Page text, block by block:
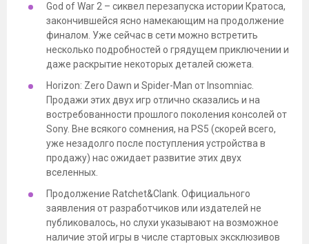
God of War 2 – сиквел перезапуска истории Кратоса,
закончившейся ясно намекающим на продолжение
финалом. Уже сейчас в сети можно встретить
несколько подробностей о грядущем приключении и
даже раскрытие некоторых деталей сюжета.
Horizon: Zero Dawn и Spider-Man от Insomniac.
Продажи этих двух игр отлично сказались и на
востребованности прошлого поколения консолей от
Sony. Вне всякого сомнения, на PS5 (скорей всего,
уже незадолго после поступления устройства в
продажу) нас ожидает развитие этих двух
вселенных.
Продолжение Ratchet&Clank. Официального
заявления от разработчиков или издателей не
публиковалось, но слухи указывают на возможное
наличие этой игры в числе стартовых эксклюзивов